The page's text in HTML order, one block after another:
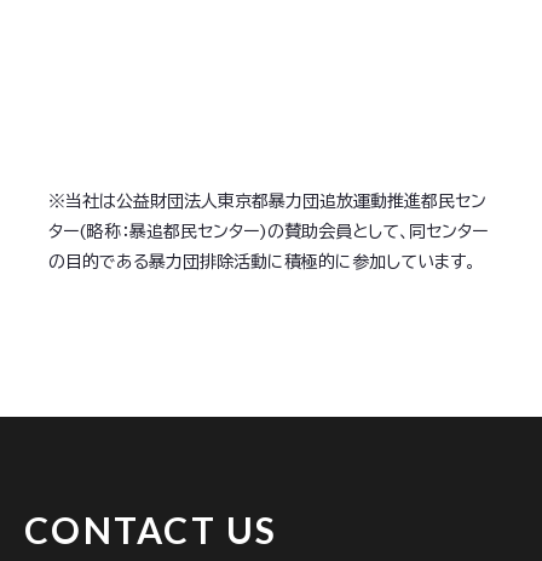
※当社は公益財団法人東京都暴力団追放運動推進都民セン
ター(略称：暴追都民センター)の賛助会員として、同センター
の目的である暴力団排除活動に積極的に参加しています。
CONTACT US